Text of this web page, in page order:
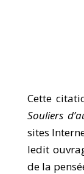
Cette
Souliers
sites
ledit
de la